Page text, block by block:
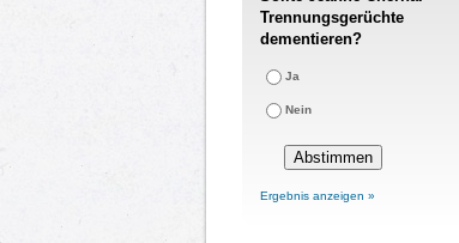
Trennungsgerüchte
dementieren?
Ja
Nein
Ergebnis anzeigen »